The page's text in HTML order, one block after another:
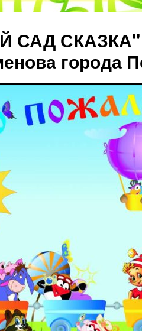
САД СКАЗКА"
города